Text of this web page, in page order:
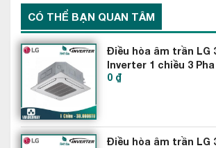
Điều hòa âm trần Casper
CH-36TL22 có dàn tản nhiệt
thách thức thời gian
Với lớp phủ bảo vệ dàn tản nhiệt làm bằng
âm trần Casper 36000btu 2 chiều CH-
trình ăn mòn dưới sự tác động của các tác
nâng cao tuổi thọ sản phẩm.
CÓ THỂ BẠN QUAN TÂM
Điều hòa âm trần LG
Inverter 1 chiều 3
MCGW0 ATNQ30GNLE7
0 ₫
Điều hòa âm trần LG